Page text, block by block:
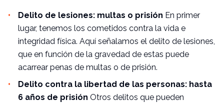
Delito de lesiones: multas o prisión En primer
lugar, tenemos los cometidos contra la vida e
integridad física. Aquí señalamos el delito de lesiones,
que en función de la gravedad de estas puede
acarrear penas de multas o de prisión.
Delito contra la libertad de las personas: hasta
6 años de prisión Otros delitos que pueden